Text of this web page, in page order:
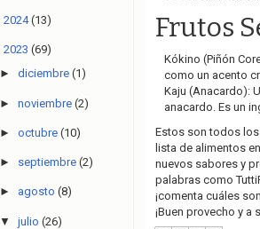
Frutos
Kókino (Piñón
como un acento
Kaju (Anacardo):
anacardo. Es un
Estos son todos
lista de alimentos
nuevos sabores y
palabras como
¡comenta cuáles
¡Buen provecho y
2024 (13)
2023 (69)
► diciembre (1)
► noviembre (2)
► octubre (10)
► septiembre (2)
► agosto (8)
▼ julio (26)